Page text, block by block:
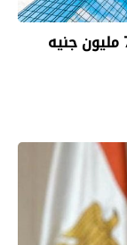
معيط: الخزانة العامة للدولة تحملت 718 مليون جنيه